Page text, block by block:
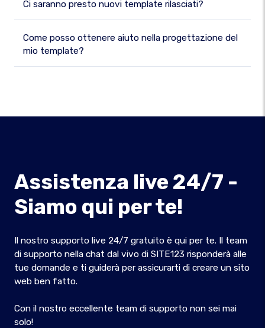
Ci saranno presto nuovi template rilasciati?
Come posso ottenere aiuto nella progettazione del
mio template?
Assistenza live 24/7 -
Siamo qui per te!
Il nostro supporto live 24/7 gratuito è qui per te. Il team
di supporto nella chat dal vivo di SITE123 risponderà alle
tue domande e ti guiderà per assicurarti di creare un sito
web ben fatto.
Con il nostro eccellente team di supporto non sei mai
solo!